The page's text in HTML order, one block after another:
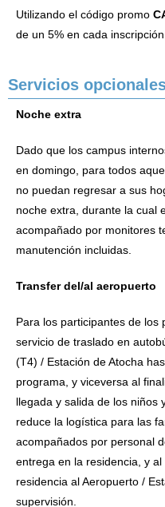
Utilizando el código promo
de un 5% en cada
Servicios
Noche extra
Dado que los campus
en domingo, para todos
no puedan regresar a sus
noche extra, durante la cual
acompañado por monitores
manutención incluidas.
Transfer del/al aeropuerto
Para los participantes de los
servicio de traslado en
(T4) / Estación de Atocha
programa, y viceversa al
llegada y salida de los niños
reduce la logística para las
acompañados por personal
entrega en la residencia, y
residencia al Aeropuerto /
supervisión.